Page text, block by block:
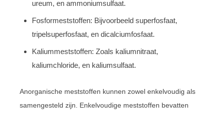
ureum, en ammoniumsulfaat.
Fosformeststoffen: Bijvoorbeeld superfosfaat,
tripelsuperfosfaat, en dicalciumfosfaat.
Kaliummeststoffen: Zoals kaliumnitraat,
kaliumchloride, en kaliumsulfaat.
Anorganische meststoffen kunnen zowel enkelvoudig als
samengesteld zijn. Enkelvoudige meststoffen bevatten